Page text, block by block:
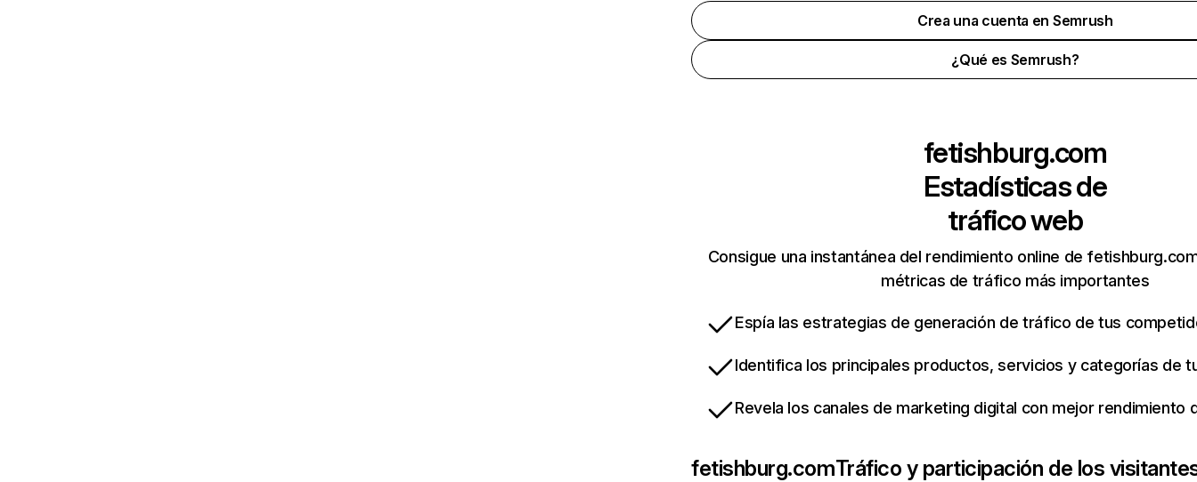
Crea una cuenta en Semrush
¿Qué es Semrush?
fetishburg.com
Estadísticas de
tráfico web
Consigue una instantánea del rendimiento online de
métricas de tráfico más importantes
Espía las estrategias de generación de tráfico de tus
Identifica los principales productos, servicios y categorías de
Revela los canales de marketing digital con mejor rendimiento
fetishburg.comTráfico y participación de los